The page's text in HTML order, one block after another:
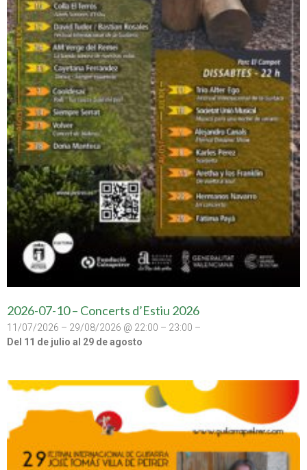
2026-07-10 – Concerts d’Estiu 2026
11/07/2026 – 29/08/2026 @ 22:00 – 23:00 –
Del 11 de julio al 29 de agosto